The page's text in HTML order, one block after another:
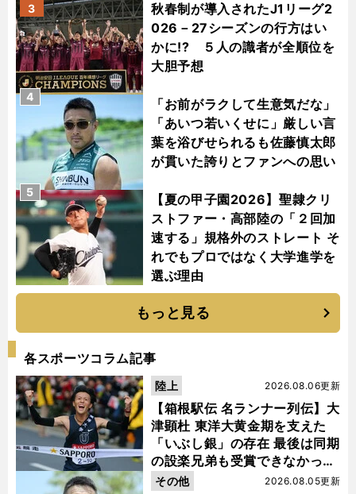
秋春制が導入されたJ1リーグ2
026－27シーズンの行方はい
かに!? ５人の識者が全順位を
大胆予想
3
「お前がラクして生意気だな」
「あいつ若いくせに」厳しい言
葉を浴びせられるも佐藤慎太郎
が貫いた誇りとファンへの思い
4
【夏の甲子園2026】聖隷クリ
ストファー・高部陸の「２回加
速する」規格外のストレート そ
れでもプロではなく大学進学を
選ぶ理由
5
もっと見る
各スポーツコラム記事
【箱根駅伝 名ランナー列伝】大
津顕杜 東洋大黄金期を支えた
「いぶし銀」の存在 最後は同期
の設楽兄弟も受賞できなかった
金栗杯に輝く
2026.08.06更新
陸上
2026.08.05更新
その他